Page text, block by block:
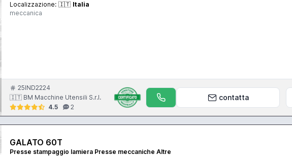
Localizzazione: 🇮🇹 Italia
meccanica
25IND2224
🇮🇹 BM Macchine Utensili S.r.l.
4.5
2
contatta
GALATO 60T
Presse stampaggio lamiera Presse meccaniche Altre